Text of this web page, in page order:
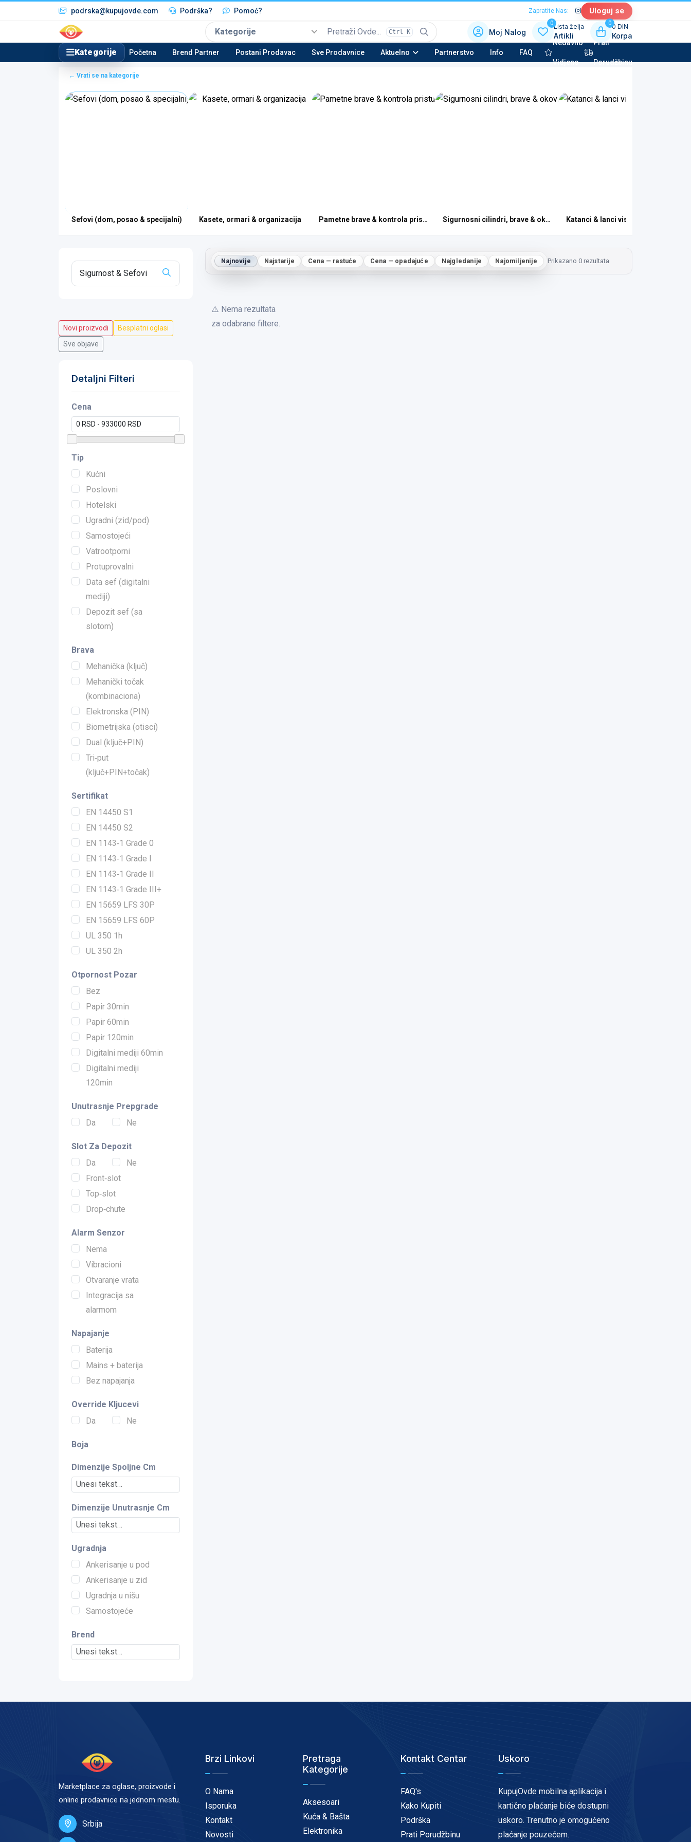
podrska@kupujovde.com Podrška? Pomoć? Zapratite Nas: Uloguj se
Kategorije
Top kategorije Izaberi kategoriju sa slikama
Ctrl K Moj Nalog
0Lista želja
Artikli
00 DIN
Korpa
Kategorije Početna Brend Partner Postani Prodavac Sve Prodavnice Aktuelno Partnerstvo Info FAQ
Nedavno
Vidjeno
Prati
Porudžbinu
← Vrati se na kategorije
Sefovi (dom, posao & specijalni) Kasete, ormari & organizacija Pametne brave & kontrola pristupa Sigurnosni cilindri, brave & okovi Katanci & lanci visoke sigurnosti
Novi proizvodi
Besplatni oglasi
Sve objave
Detaljni Filteri
Cena
Tip
Kućni
Poslovni
Hotelski
Ugradni (zid/pod)
Samostojeći
Vatrootporni
Protuprovalni
Data sef (digitalni
mediji)
Depozit sef (sa
slotom)
Brava
Mehanička (ključ)
Mehanički točak
(kombinaciona)
Elektronska (PIN)
Biometrijska (otisci)
Dual (ključ+PIN)
Tri‑put
(ključ+PIN+točak)
Sertifikat
EN 14450 S1
EN 14450 S2
EN 1143‑1 Grade 0
EN 1143‑1 Grade I
EN 1143‑1 Grade II
EN 1143‑1 Grade III+
EN 15659 LFS 30P
EN 15659 LFS 60P
UL 350 1h
UL 350 2h
Otpornost Pozar
Bez
Papir 30min
Papir 60min
Papir 120min
Digitalni mediji 60min
Digitalni mediji
120min
Unutrasnje Prepgrade
Da
Ne
Slot Za Depozit
Da
Ne
Front‑slot
Top‑slot
Drop‑chute
Alarm Senzor
Nema
Vibracioni
Otvaranje vrata
Integracija sa
alarmom
Napajanje
Baterija
Mains + baterija
Bez napajanja
Override Kljucevi
Da
Ne
Boja
Dimenzije Spoljne Cm
Dimenzije Unutrasnje Cm
Ugradnja
Ankerisanje u pod
Ankerisanje u zid
Ugradnja u nišu
Samostojeće
Brend
Najnovije Najstarije Cena — rastuće Cena — opadajuće Najgledanije Najomiljenije Prikazano 0 rezultata
⚠️ Nema rezultata
za odabrane filtere.
Marketplace za oglase, proizvode i
online prodavnice na jednom mestu.
Srbija
Brzi Linkovi
O Nama
Isporuka
Kontakt
Novosti
Pretraga
Kategorije
Aksesoari
Kuća & Bašta
Elektronika
Kontakt Centar
FAQ's
Kako Kupiti
Podrška
Prati Porudžbinu
Uskoro
KupujOvde mobilna aplikacija i
kartično plaćanje biće dostupni
uskoro. Trenutno je omogućeno
plaćanje pouzećem.